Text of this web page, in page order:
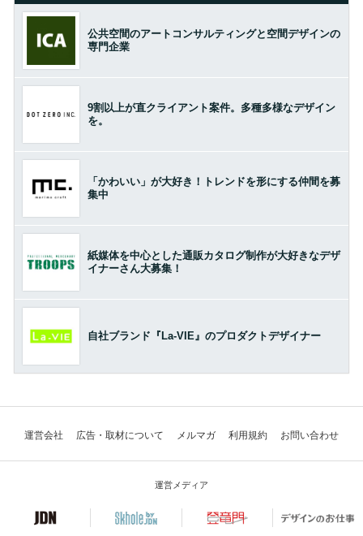
公共空間のアートコンサルティングと空間デザインの
専門企業
9割以上が直クライアント案件。多種多様なデザイン
を。
「かわいい」が大好き！トレンドを形にする仲間を募
集中
紙媒体を中心とした通販カタログ制作が大好きなデザ
イナーさん大募集！
自社ブランド『La-VIE』のプロダクトデザイナー
運営会社 広告・取材について メルマガ 利用規約 お問い合わせ
運営メディア